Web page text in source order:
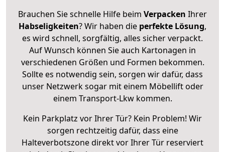
Brauchen Sie schnelle Hilfe beim Verpacken Ihrer
Habseligkeiten? Wir haben die perfekte Lösung,
es wird schnell, sorgfältig, alles sicher verpackt.
Auf Wunsch können Sie auch Kartonagen in
verschiedenen Größen und Formen bekommen.
Sollte es notwendig sein, sorgen wir dafür, dass
unser Netzwerk sogar mit einem Möbellift oder
einem Transport-Lkw kommen.
Kein Parkplatz vor Ihrer Tür? Kein Problem! Wir
sorgen rechtzeitig dafür, dass eine
Halteverbotszone direkt vor Ihrer Tür reserviert